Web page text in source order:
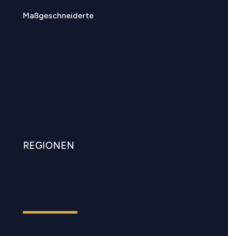
Maßgeschneiderte
REGIONEN